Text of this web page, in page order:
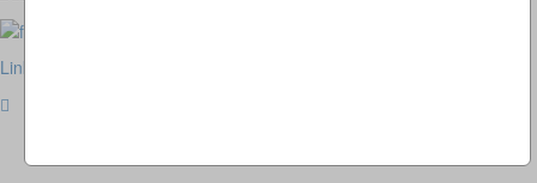
Link zur klassischen Website